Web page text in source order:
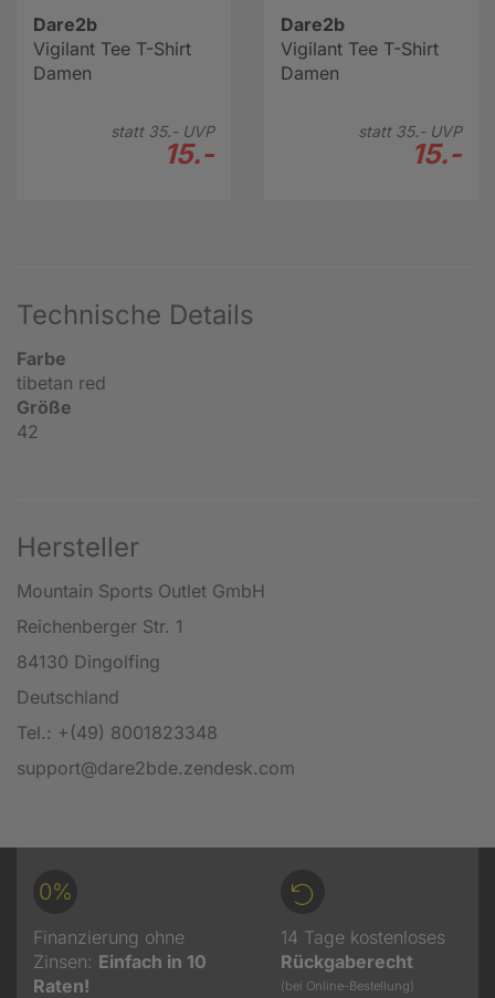
Dare2b
Vigilant Tee T-Shirt
Damen
statt 35.-UVP
15.-
Dare2b
Vigilant Tee T-Shirt
Damen
statt 35.-UVP
15.-
Technische Details
Farbe
tibetan red
Größe
42
Hersteller
Mountain Sports Outlet GmbH
Reichenberger Str. 1
84130 Dingolfing
Deutschland
Tel.: +(49) 8001823348
support@dare2bde.zendesk.com
0%
Finanzierung ohne
Zinsen: Einfach in 10
Raten!
14 Tage kostenloses
Rückgaberecht
(bei Online-Bestellung)